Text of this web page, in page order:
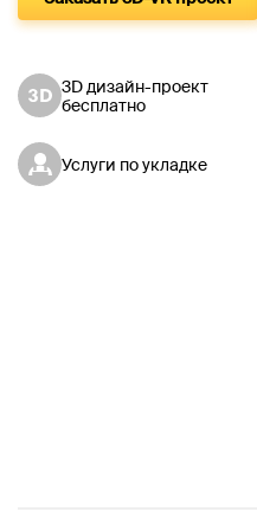
3D дизайн-проект
бесплатно
Услуги по укладке